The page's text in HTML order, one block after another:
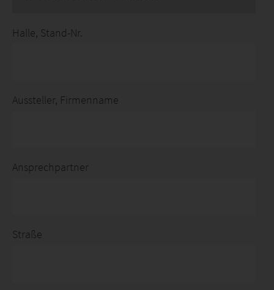
Halle, Stand-Nr.
Aussteller, Firmenname
Ansprechpartner
Straße